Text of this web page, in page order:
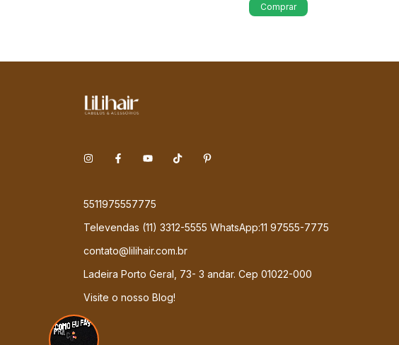
Comprar
5511975557775
Televendas (11) 3312-5555 WhatsApp:11 97555-7775
contato@lilihair.com.br
Ladeira Porto Geral, 73- 3 andar. Cep 01022-000
Visite o nosso Blog!